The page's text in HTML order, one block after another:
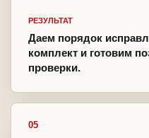
РЕЗУЛЬТАТ
Даем порядок
комплект и готовим
проверки.
05